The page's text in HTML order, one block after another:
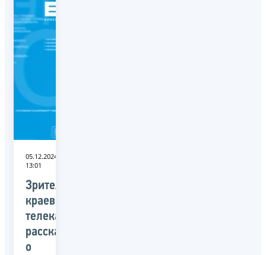
05.12.2024
13:01
Зрителям
краевого
телеканала
рассказали
о